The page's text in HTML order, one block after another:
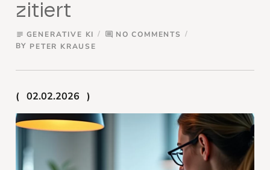
zitiert
subject GENERATIVE KI comment NO COMMENTS
BY PETER KRAUSE
02.02.2026